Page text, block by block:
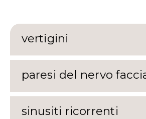
vertigini
paresi del nervo
sinusiti ricorrenti